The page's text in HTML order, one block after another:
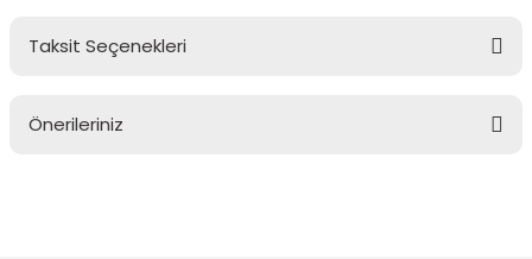
Taksit Seçenekleri
Önerileriniz